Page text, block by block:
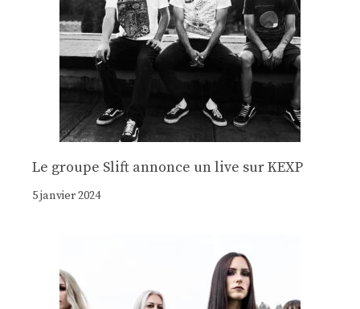
Le groupe Slift annonce un live sur KEXP
5 janvier 2024